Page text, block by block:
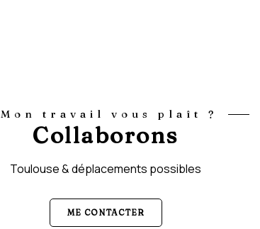
Mon travail vous plaît ?
Collaborons
Toulouse & déplacements possibles
ME CONTACTER